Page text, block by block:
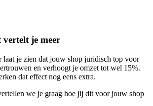
je meer
je zien dat jouw shop juridisch top voor
en verhoogt je omzet tot wel 15%.
dat effect nog eens extra.
we je graag hoe jij dit voor jouw shop